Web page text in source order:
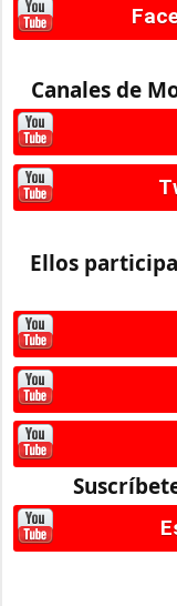
Canales de
Ellos